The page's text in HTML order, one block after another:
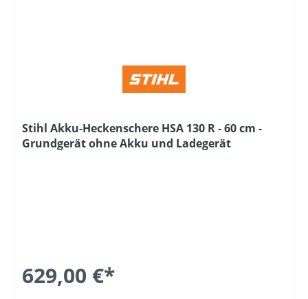
Stihl Akku-Heckenschere HSA 130 R - 60 cm -
Grundgerät ohne Akku und Ladegerät
629,00 €*